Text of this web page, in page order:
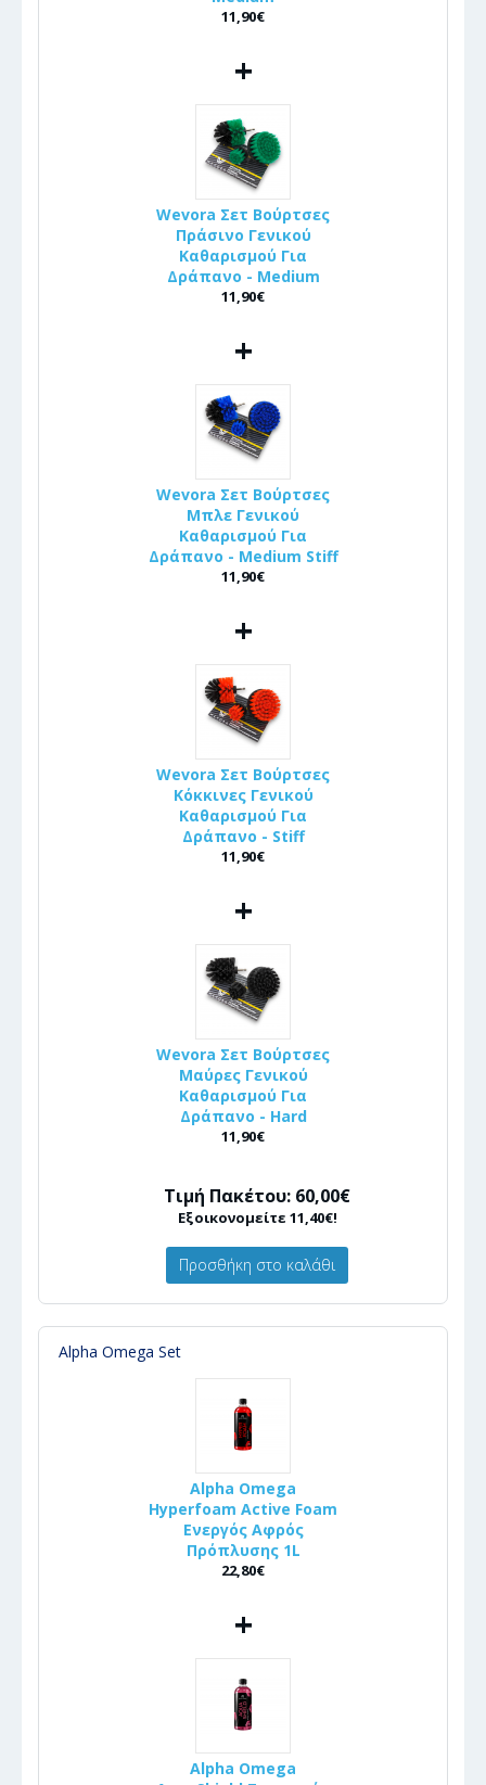
11,90€
+
Wevora Σετ Βούρτσες
Πράσινο Γενικού
Καθαρισμού Για
Δράπανο - Medium
11,90€
+
Wevora Σετ Βούρτσες
Μπλε Γενικού
Καθαρισμού Για
Δράπανο - Medium Stiff
11,90€
+
Wevora Σετ Βούρτσες
Κόκκινες Γενικού
Καθαρισμού Για
Δράπανο - Stiff
11,90€
+
Wevora Σετ Βούρτσες
Μαύρες Γενικού
Καθαρισμού Για
Δράπανο - Hard
11,90€
Τιμή Πακέτου: 60,00€
Εξοικονομείτε 11,40€!
Προσθήκη στο καλάθι
Alpha Omega Set
Alpha Omega
Hyperfoam Active Foam
Ενεργός Αφρός
Πρόπλυσης 1L
22,80€
+
Alpha Omega